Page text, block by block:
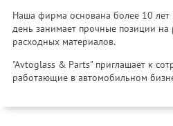
Наша фирма основана более 10 лет
день занимает прочные позиции на
расходных материалов.
"Avtoglass & Parts" приглашает к
работающие в автомобильном